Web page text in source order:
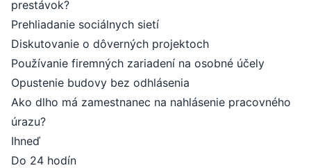
prestávok?
Prehliadanie sociálnych sietí
Diskutovanie o dôverných projektoch
Používanie firemných zariadení na osobné účely
Opustenie budovy bez odhlásenia
Ako dlho má zamestnanec na nahlásenie pracovného
úrazu?
Ihneď
Do 24 hodín